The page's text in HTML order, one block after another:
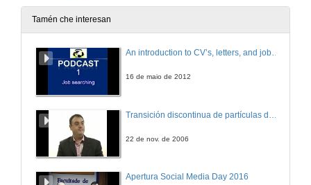
6 de out. de 2014
Tamén che interesan
An introduction to CV’s, letters, and job searching
16 de maio de 2012
22 de nov. de 2006
Apertura Social Media Day 2016